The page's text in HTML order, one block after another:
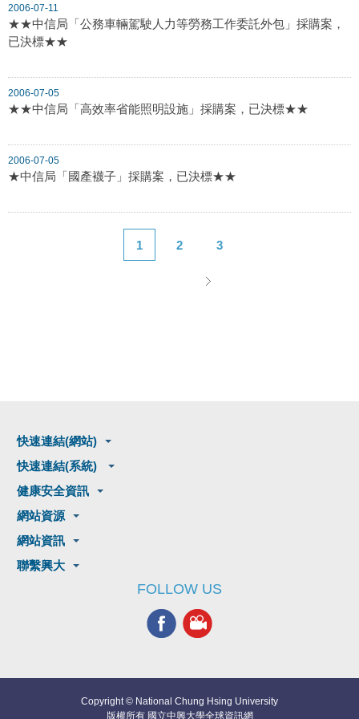
2006-07-11
★★中信局「公務車輛駕駛人力等勞務工作委託外包」採購案，
已決標★★
2006-07-05
★★中信局「高效率省能照明設施」採購案，已決標★★
2006-07-05
★中信局「國產襪子」採購案，已決標★★
1 2 3
快速連結(網站)
快速連結(系統)
健康安全資訊
網站資源
網站資訊
聯繫興大
FOLLOW US
Copyright © National Chung Hsing University
版權所有 國立中興大學全球資訊網